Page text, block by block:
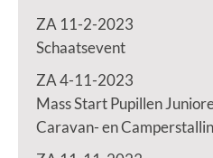
ZA 11-2-2023
Schaatsevent
ZA 4-11-2023
Mass Start Pupillen
Caravan- en